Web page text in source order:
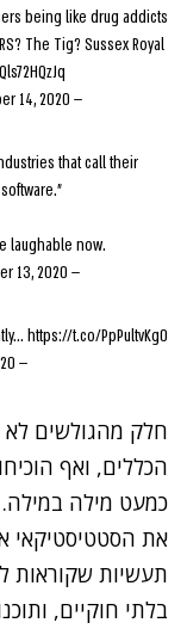
being like drug addicts
The Tig? Sussex Royal
— According2Taz (@superscuba83)
14, 2020
that call their
laughable now.
— thistleandburr (@thistleandburr)
13, 2020
https://t.co/PpPultvKg0
— EVOKE (@EVOKE)
חלק מהגולשים לא
הכללים, ואף
כמעט מילה
את הסטטיסטיקאי
תעשיות שקוראות
בלתי חוקיים,